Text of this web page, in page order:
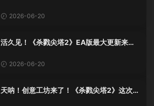
2026-06-20
活久见！《杀戮尖塔2》EA版最大更新来
2026-06-20
天呐！创意工坊来了！《杀戮尖塔2》这次更